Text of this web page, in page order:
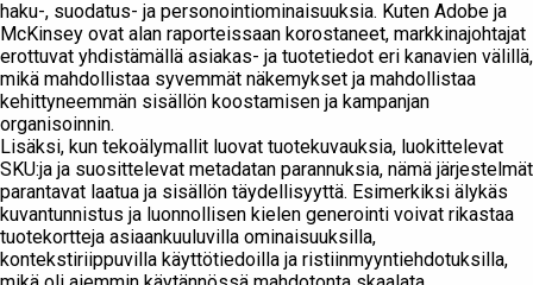
haku-, suodatus- ja personointiominaisuuksia. Kuten Adobe ja
McKinsey ovat alan raporteissaan korostaneet, markkinajohtajat
erottuvat yhdistämällä asiakas- ja tuotetiedot eri kanavien välillä,
mikä mahdollistaa syvemmät näkemykset ja mahdollistaa
kehittyneemmän sisällön koostamisen ja kampanjan
organisoinnin.
Lisäksi, kun tekoälymallit luovat tuotekuvauksia, luokittelevat
SKU:ja ja suosittelevat metadatan parannuksia, nämä järjestelmät
parantavat laatua ja sisällön täydellisyyttä. Esimerkiksi älykäs
kuvantunnistus ja luonnollisen kielen generointi voivat rikastaa
tuotekortteja asiaankuuluvilla ominaisuuksilla,
kontekstiriippuvilla käyttötiedoilla ja ristiinmyyntiehdotuksilla,